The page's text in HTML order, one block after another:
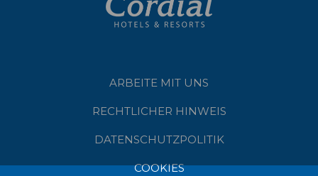
ARBEITE MIT UNS
RECHTLICHER HINWEIS
DATENSCHUTZPOLITIK
COOKIES